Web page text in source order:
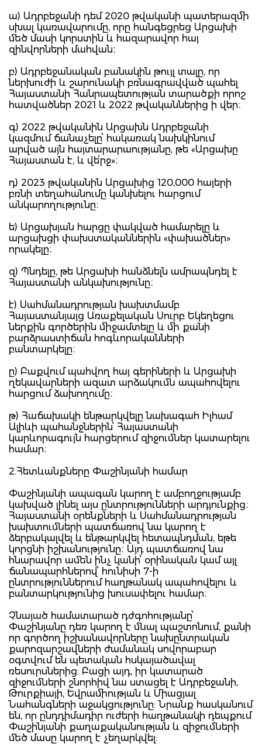
ա) Ադրբեջանի դեմ 2020 թվականի պատերազմի
սխալ կառավարումը, որը հանգեցրեց Արցախի
մեծ մասի կորստին և հազարավոր հայ
զինվորների մահվան։
բ) Ադրբեջանական բանակին թույլ տալը, որ
ներխուժի և շարունակի բռնագրավված պահել
Հայաստանի Հանրապետության տարածքի որոշ
հատվածներ 2021 և 2022 թվականներից ի վեր։
գ) 2022 թվականին Արցախն Ադրբեջանի
կազմում ճանաչելը՝ հակառակ նախկինում
արված այն հայտարարաությանը, թե «Արցախը
Հայաստան է, և վե՛րջ»։
դ) 2023 թվականին Արցախից 120,000 հայերի
բռնի տեղահանումը կանխելու հարցում
անկարողությունը։
ե) Արցախյան հարցը փակված համարելը և
արցախցի փախստականներին «փախածներ»
որակելը։
զ) Պնդելը, թե Արցախի հանձնելն ամրապնդել է
Հայաստանի անկախությունը։
է) Սահմանադրության խախտմամբ
Հայաստանյայց Առաքելական Սուրբ Եկեղեցու
ներքին գործերին միջամտելը և մի քանի
բարձրաստիճան հոգևորականների
բանտարկելը։
ը) Բաքվում պահվող հայ գերիների և Արցախի
ղեկավարների ազատ արձակումն ապահովելու
հարցում ձախողումը։
թ) Հաճախակի ենթարկվելը նախագահ Իլհամ
Ալիևի պահանջներին՝ Հայաստանի
կարևորագույն հարցերում զիջումներ կատարելու
համար։
2.Հետևանքները Փաշինյանի համար
Փաշինյանի ապագան կարող է ամբողջությամբ
կախված լինել այս ընտրությունների արդյունքից։
Հայաստանի օրենքների և Սահմանադրության
խախտումների պատճառով նա կարող է
ձերբակալվել և ենթարկվել հետապնդման, եթե
կորցնի իշխանությունը։ Այդ պատճառով նա
հնարավոր ամեն ինչ կանի՝ օրինական կամ այլ
ճանապարհներով՝ հունիսի 7-ի
ընտրություններում հաղթանակ ապահովելու և
բանտարկությունից խուսափելու համար։
Չնայած համատարած դժգոհությանը՝
Փաշինյանը դեռ կարող է մնալ պաշտոնում, քանի
որ գործող իշխանավորները նախընտրական
քարոզարշավների ժամանակ սովորաբար
օգտվում են պետական հսկայածավալ
ռեսուրսներից: Բացի այդ, իր կատարած
զիջումների շնորհիվ նա ստացել է Ադրբեջանի,
Թուրքիայի, Եվրամիության և Միացյալ
Նահանգների աջակցությունը: Նրանք հասկանում
են, որ ընդդիմադիր ուժերի հաղթանակի դեպքում
Փաշինյանի քաղաքականության և զիջումների
մեծ մասը կարող է չեղարկվել: